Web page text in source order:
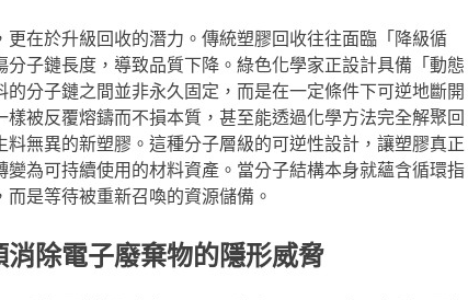
在於升級回收的潛力。傳統塑膠回收往往面臨「降級循
子鏈長度，導致品質下降。綠色化學家正設計具備「動態
分子鏈之間並非永久固定，而是在一定條件下可逆地斷開
被反覆熔鑄而不損本質，甚至能透過化學方法完全解聚回
無異的新塑膠。這種分子層級的可逆性設計，讓塑膠真正
為可持續使用的材料資產。當分子結構本身就蘊含循環指
是等待被重新召喚的資源儲備。
除電子廢棄物的隱形威脅